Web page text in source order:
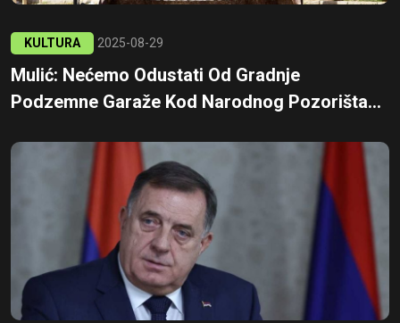
KULTURA 2025-08-29
Mulić: Nećemo Odustati Od Gradnje
Podzemne Garaže Kod Narodnog Pozorišta...